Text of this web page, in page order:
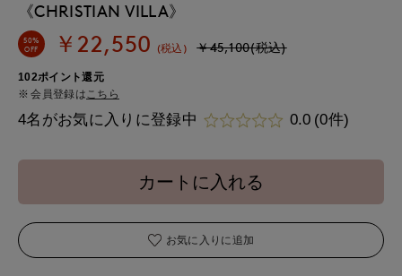
《CHRISTIAN VILLA》
50%
OFF ￥22,550 (税込) ￥45,100(税込)
102ポイント還元
会員登録は こちら
4名がお気に入りに登録中 0.0 (0件)
カートに入れる
お気に入りに追加